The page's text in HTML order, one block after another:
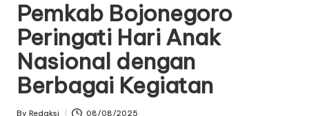
R
a
di
o
Pemkab Bojonegoro
Peringati Hari Anak
Nasional dengan
Berbagai Kegiatan
By Redaksi 08/08/2025